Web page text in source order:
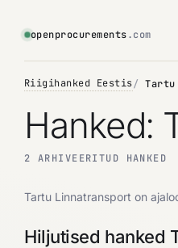
openprocurements.com
Riigihanked Eestis
Hanked:
2 ARHIVEERITUD HANKED
Tartu Linnatransport on
Hiljutised hanked